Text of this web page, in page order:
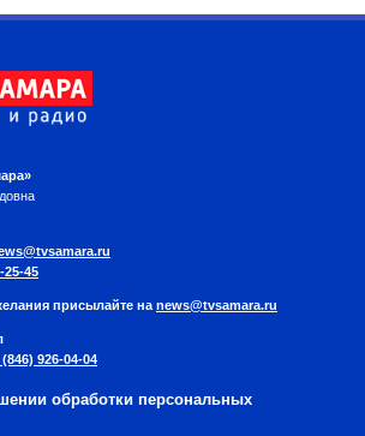
25-45
присылайте на news@tvsamara.ru
(846) 926-04-04
обработки персональных